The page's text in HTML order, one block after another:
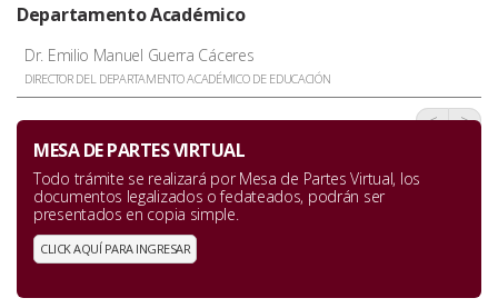
Departamento Académico
Dr. Emilio Manuel Guerra Cáceres
DIRECTOR DEL DEPARTAMENTO ACADÉMICO DE EDUCACIÓN
< >
MESA DE PARTES VIRTUAL
Todo trámite se realizará por Mesa de Partes Virtual, los
documentos legalizados o fedateados, podrán ser
presentados en copia simple.
CLICK AQUÍ PARA INGRESAR